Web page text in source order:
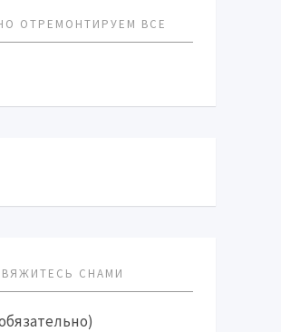
ОТРЕМОНТИРУЕМ ВСЕ
СНАМИ